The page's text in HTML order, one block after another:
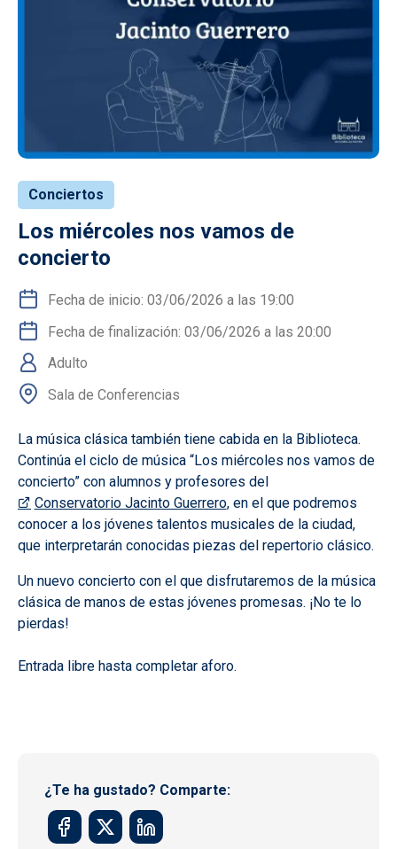
Conciertos
Los miércoles nos vamos de
concierto
Fecha de inicio: 03/06/2026 a las 19:00
Fecha de finalización: 03/06/2026 a las 20:00
Adulto
Sala de Conferencias
La música clásica también tiene cabida en la Biblioteca.
Continúa el ciclo de música “Los miércoles nos vamos de
concierto” con alumnos y profesores del
Conservatorio Jacinto Guerrero, en el que podremos
conocer a los jóvenes talentos musicales de la ciudad,
que interpretarán conocidas piezas del repertorio clásico.
Un nuevo concierto con el que disfrutaremos de la música
clásica de manos de estas jóvenes promesas. ¡No te lo
pierdas!
Entrada libre hasta completar aforo.
¿Te ha gustado? Comparte: